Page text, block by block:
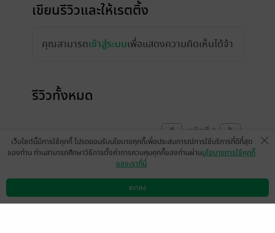
เขียนรีวิวและให้เรตติ้ง
คุณสามารถเข้าสู่ระบบเพื่อแสดงความคิดเห็นได้จ้า
รีวิวทั้งหมด
หน้าที่ 1
เกินคาด ยิ่งอ่านยิ่งสนุก เห็นภาพชัดเจน วางไม่
ดาวน์โหลดแอป วิธีการใช้งาน ติดต่อเรา
เว็บไซต์นี้มีการใช้คุกกี้ โปรดยอมรับนโยบายคุกกี้เพื่อประสบการณ์การใช้บริการที่ดีที่สุด
ของท่าน ท่านสามารถศึกษาวิธีการตั้งค่าการควบคุมคุกกี้ของท่านผ่านนโยบายการใช้คุกกี้
ของเราที่นี่
ตกลง